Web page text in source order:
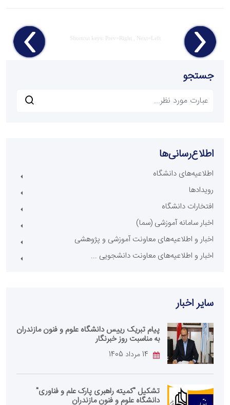
Shortcut keys: Prev=Right , Next=Left
جستجو
اطلاع‌رسانی‌ها
اطلاعیه‌های دانشگاه
رویدادها
افتخارات دانشگاه
اخبار سامانه آموزشی (سما)
اخبار و اطلاعیه‌های معاونت آموزشی و پژوهشی
اخبار و اطلاعیه‌های معاونت دانشجویی ...
سایر اخبار
پیام تبریک رییس دانشگاه علوم و فنون مازندران
به مناسبت روز خبرنگار
تشکیل "کمیته راهبری پارک علم و فناوری"
دانشگاه علوم و فنون مازندران